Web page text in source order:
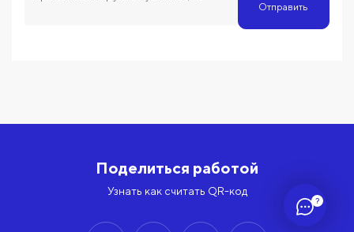
?
Отправить
Поделиться работой
Узнать как считать QR-код